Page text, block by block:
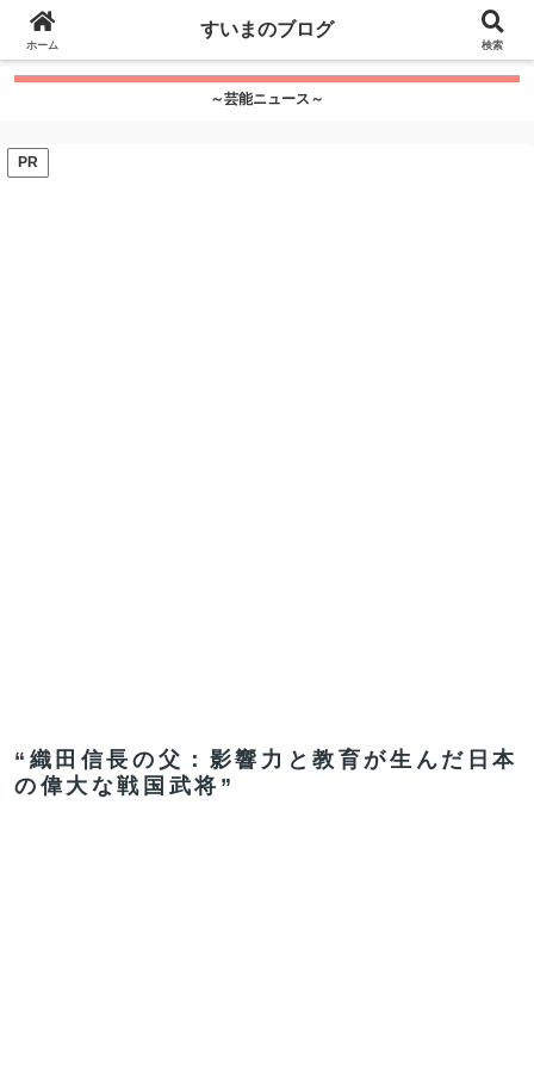
google.com, pub-7115624674097404, DIRECT,
f08c47fec0942fa0
～芸能ニュース～
PR
“織田信長の父：影響力と教育が生んだ日本
の偉大な戦国武将”
ホーム
すいまのブログ
検索